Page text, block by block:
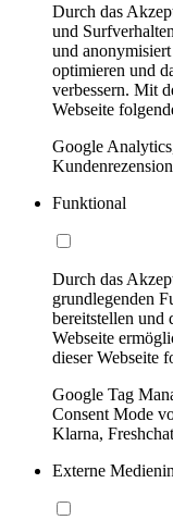
Durch das
und
und
optimieren und
verbessern. Mit
Webseite
Google
Funktional
Durch das
grundlegenden
bereitstellen und
Webseite
dieser Webseite
Google Tag
Consent Mode
Klarna, Freshchat
Externe